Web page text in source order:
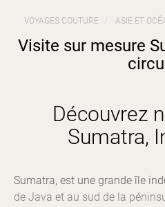
VOYAGES COUTURE ASIE ET
Visite sur mesure
Découvrez
Sumatra,
Sumatra, est une grande île
de Java et au sud de la